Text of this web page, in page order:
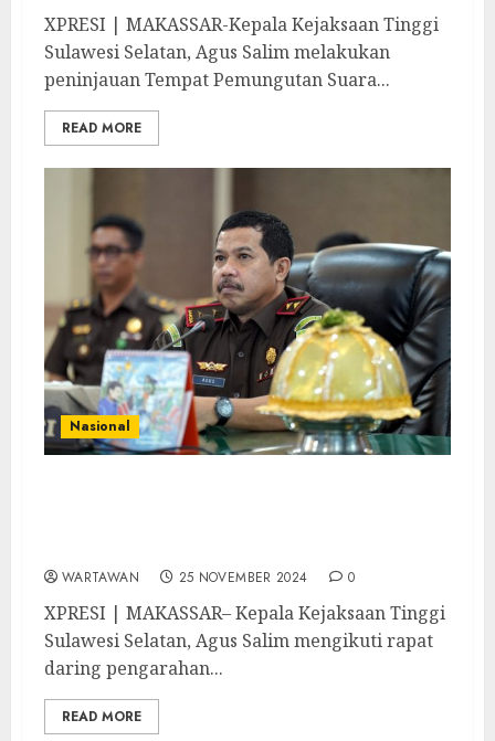
XPRESI | MAKASSAR-Kepala Kejaksaan Tinggi
Sulawesi Selatan, Agus Salim melakukan
peninjauan Tempat Pemungutan Suara...
READ MORE
Nasional
WARTAWAN 25 NOVEMBER 2024 0
XPRESI | MAKASSAR– Kepala Kejaksaan Tinggi
Sulawesi Selatan, Agus Salim mengikuti rapat
daring pengarahan...
READ MORE